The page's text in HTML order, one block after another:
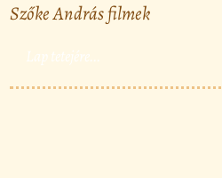
Szőke András filmek
Lap tetejére...